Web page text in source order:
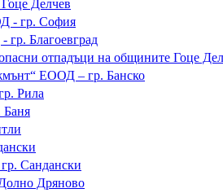
Делчев
- гр. София
Благоевград
отпадъци на общините Гоце
ЕООД – гр. Банско
Рила
Баня
Сандански
Дряново